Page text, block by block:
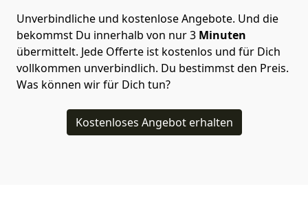
Unverbindliche und kostenlose Angebote. Und die
bekommst Du innerhalb von nur3 Minuten
übermittelt. Jede Offerte ist kostenlos und für Dich
vollkommen unverbindlich. Du bestimmst den Preis.
Was können wir für Dich tun?
Kostenloses Angebot erhalten